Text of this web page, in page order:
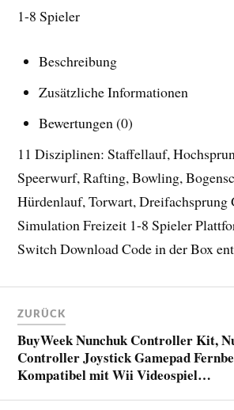
1-8 Spieler
Beschreibung
Zusätzliche Informationen
Bewertungen (0)
11 Disziplinen: Staffellauf,
Speerwurf, Rafting, Bowling,
Hürdenlauf, Torwart, Dreifachsprung
Simulation Freizeit 1-8 Spieler
Switch Download Code in der Box
ZURÜCK
BuyWeek Nunchuk Controller Kit,
Controller Joystick Gamepad
Kompatibel mit Wii Videospiel…